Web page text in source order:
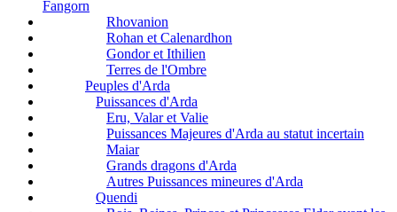
Fangorn
Rhovanion
Rohan et Calenardhon
Gondor et Ithilien
Terres de l'Ombre
Peuples d'Arda
Puissances d'Arda
Eru, Valar et Valie
Puissances Majeures d'Arda au statut incertain
Maiar
Grands dragons d'Arda
Autres Puissances mineures d'Arda
Quendi